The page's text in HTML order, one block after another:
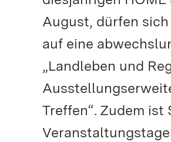
August, dürfen
auf eine
„Landleben und
Treffen“. Zudem ist